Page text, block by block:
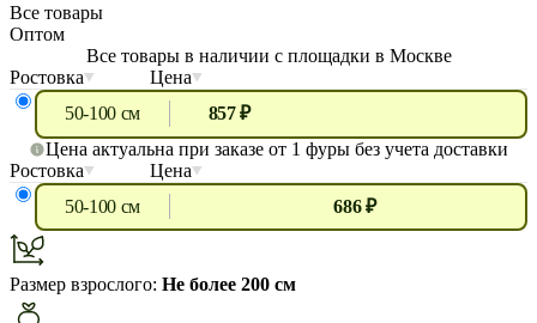
Все товары
Оптом
Все товары в наличии с площадки в Москве
Ростовка
Цена
50-100 см
857 ₽
Цена актуальна при заказе от 1 фуры без учета доставки
Ростовка
Цена
50-100 см
686 ₽
Размер взрослого: Не более 200 см